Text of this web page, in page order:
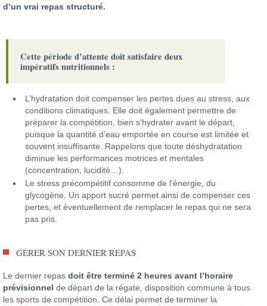
d’un vrai repas structuré.
Cette période d’attente doit satisfaire deux
impératifs nutritionnels :
L’hydratation doit compenser les pertes dues au stress, aux
conditions climatiques. Elle doit également permettre de
préparer la compétition, bien s’hydrater avant le départ,
puisque la quantité d’eau emportée en course est limitée et
souvent insuffisante. Rappelons que toute déshydratation
diminue les performances motrices et mentales
(concentration, lucidité…).
Le stress précompétitif consomme de l’énergie, du
glycogène. Un apport sucré permet ainsi de compenser ces
pertes, et éventuellement de remplacer le repas qui ne sera
pas pris.
GÉRER SON DERNIER REPAS
Le dernier repasdoit être terminé 2 heures avant l’horaire
prévisionnelde départ de la régate, disposition commune à tous
les sports de compétition. Ce délai permet de terminer la